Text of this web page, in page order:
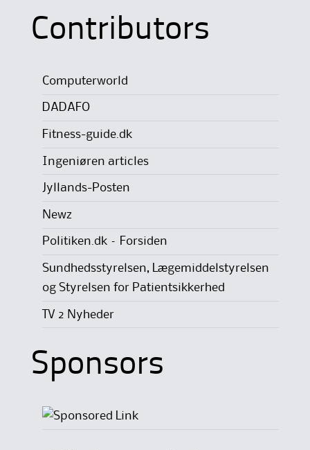
Contributors
Computerworld
DADAFO
Fitness-guide.dk
Ingeniøren articles
Jyllands-Posten
Newz
Politiken.dk – Forsiden
Sundhedsstyrelsen, Lægemiddelstyrelsen
og Styrelsen for Patientsikkerhed
TV 2 Nyheder
Sponsors